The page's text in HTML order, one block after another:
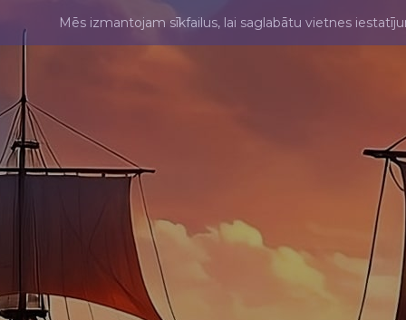
Mēs izmantojam sīkfailus, lai saglabātu vietnes